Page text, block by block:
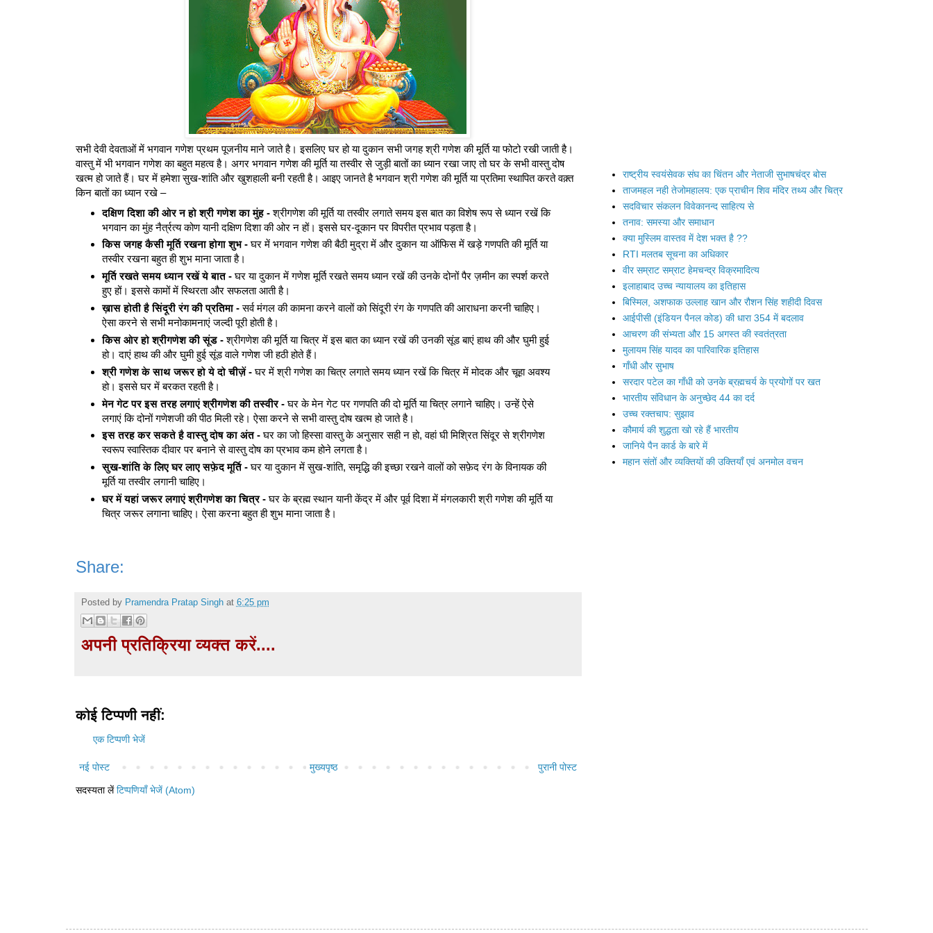
सभी देवी देवताओं में भगवान गणेश प्रथम पूजनीय माने जाते है। इसलिए घर हो या दुकान सभी जगह श्री गणेश की मूर्ति या फोटो रखी जाती है।
वास्तु में भी भगवान गणेश का बहुत महत्व है। अगर भगवान गणेश की मूर्ति या तस्वीर से जुड़ी बातों का ध्यान रखा जाए तो घर के सभी वास्तु दोष
खत्म हो जाते हैं। घर में हमेशा सुख-शांति और खुशहाली बनी रहती है। आइए जानते है भगवान श्री गणेश की मूर्ति या प्रतिमा स्थापित करते वक़्त
किन बातों का ध्यान रखे –
दक्षिण दिशा की ओर न हो श्री गणेश का मुंह -श्रीगणेश की मूर्ति या तस्वीर लगाते समय इस बात का विशेष रूप से ध्यान रखें कि
भगवान का मुंह नैर्त्रत्य कोण यानी दक्षिण दिशा की ओर न हों। इससे घर-दूकान पर विपरीत प्रभाव पड़ता है।
किस जगह कैसी मूर्ति रखना होगा शुभ -घर में भगवान गणेश की बैठी मुद्रा में और दुकान या ऑफिस में खड़े गणपति की मूर्ति या
तस्वीर रखना बहुत ही शुभ माना जाता है।
मूर्ति रखते समय ध्यान रखें ये बात -घर या दुकान में गणेश मूर्ति रखते समय ध्यान रखें की उनके दोनों पैर ज़मीन का स्पर्श करते
हुए हों। इससे कामों में स्थिरता और सफलता आती है।
ख़ास होती है सिंदूरी रंग की प्रतिमा -सर्व मंगल की कामना करने वालों को सिंदूरी रंग के गणपति की आराधना करनी चाहिए।
ऐसा करने से सभी मनोकामनाएं जल्दी पूरी होती है।
किस ओर हो श्रीगणेश की सूंड -श्रीगणेश की मूर्ति या चित्र में इस बात का ध्यान रखें की उनकी सूंड बाएं हाथ की और घुमी हुई
हो। दाएं हाथ की और घुमी हुई सूंड वाले गणेश जी हठी होते हैं।
श्री गणेश के साथ जरूर हो ये दो चीज़ें -घर में श्री गणेश का चित्र लगाते समय ध्यान रखें कि चित्र में मोदक और चूहा अवश्य
हो। इससे घर में बरकत रहती है।
मेन गेट पर इस तरह लगाएं श्रीगणेश की तस्वीर -घर के मेन गेट पर गणपति की दो मूर्ति या चित्र लगाने चाहिए। उन्हें ऐसे
लगाएं कि दोनों गणेशजी की पीठ मिली रहे। ऐसा करने से सभी वास्तु दोष खत्म हो जाते है।
इस तरह कर सकते है वास्तु दोष का अंत -घर का जो हिस्सा वास्तु के अनुसार सही न हो, वहां घी मिश्रित सिंदूर से श्रीगणेश
स्वरूप स्वास्तिक दीवार पर बनाने से वास्तु दोष का प्रभाव कम होने लगता है।
सुख-शांति के लिए घर लाए सफ़ेद मूर्ति -घर या दुकान में सुख-शांति, समृद्धि की इच्छा रखने वालों को सफ़ेद रंग के विनायक की
मूर्ति या तस्वीर लगानी चाहिए।
घर में यहां जरूर लगाएं श्रीगणेश का चित्र -घर के ब्रह्म स्थान यानी केंद्र में और पूर्व दिशा में मंगलकारी श्री गणेश की मूर्ति या
चित्र जरूर लगाना चाहिए। ऐसा करना बहुत ही शुभ माना जाता है।
Share:
Posted by Pramendra Pratap Singh at 6:25 pm
अपनी प्रतिक्रिया व्यक्त करें....
कोई टिप्पणी नहीं:
एक टिप्पणी भेजें
नई पोस्ट पुरानी पोस्ट
मुख्यपृष्ठ
सदस्यता लेंटिप्पणियाँ भेजें (Atom)
राष्ट्रीय स्वयंसेवक संघ का चिंतन और नेताजी सुभाषचंद्र बोस
ताजमहल नही तेजोमहालय: एक प्राचीन शिव मंदिर तथ्य और चित्र
सदविचार संकलन विवेकानन्द साहित्य से
तनाव: समस्या और समाधान
क्या मुस्लिम वास्तव में देश भक्त है ??
RTI मलतब सूचना का अधिकार
वीर सम्राट सम्राट हेमचन्द्र विक्रमादित्य
इलाहाबाद उच्च न्यायालय का इतिहास
बिस्मिल, अशफाक उल्लाह खान और रौशन सिंह शहीदी दिवस
आईपीसी (इंडियन पैनल कोड) की धारा 354 में बदलाव
आचरण की संभ्यता और 15 अगस्त की स्वतंत्रता
मुलायम सिंह यादव का पारिवारिक इतिहास
गाँधी और सुभाष
सरदार पटेल का गाँधी को उनके ब्रह्मचर्य के प्रयोगों पर खत
भारतीय संविधान के अनुच्छेद 44 का दर्द
उच्च रक्तचाप: सुझाव
कौमार्य की शुद्धता खो रहे हैं भारतीय
जानिये पैन कार्ड के बारे में
महान संतों और व्यक्तियों की उक्तियाँ एवं अनमोल वचन